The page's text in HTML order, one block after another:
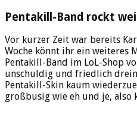
Pentakill-Band rockt
Vor kurzer Zeit war bereits
Woche könnt ihr ein weiteres
Pentakill-Band im LoL-Shop
unschuldig und friedlich
Pentakill-Skin kaum
großbusig wie eh und je, also